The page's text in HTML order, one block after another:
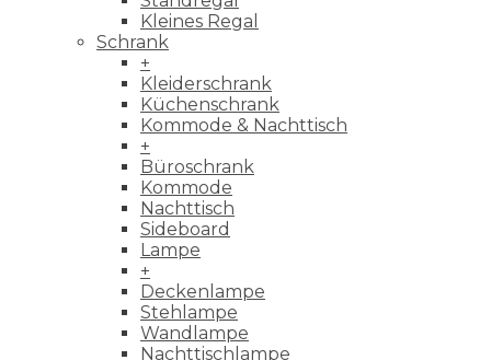
Kleines Regal
Schrank
+
Kleiderschrank
Küchenschrank
Kommode & Nachttisch
+
Büroschrank
Kommode
Nachttisch
Sideboard
Lampe
+
Deckenlampe
Stehlampe
Wandlampe
Nachttischlampe